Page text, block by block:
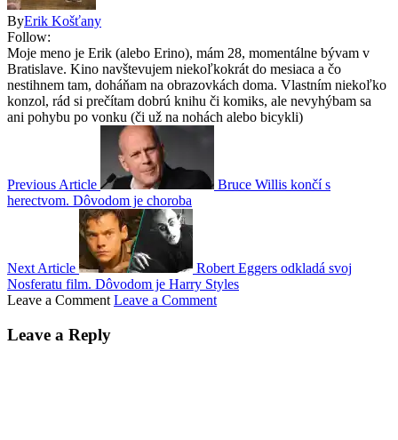
ByErik Košťany
Follow:
Moje meno je Erik (alebo Erino), mám 28, momentálne bývam v
Bratislave. Kino navštevujem niekoľkokrát do mesiaca a čo
nestihnem tam, doháňam na obrazovkách doma. Vlastním niekoľko
konzol, rád si prečítam dobrú knihu či komiks, ale nevyhýbam sa
ani pohybu po vonku (či už na nohách alebo bicykli)
Previous Article
Bruce Willis končí s
herectvom. Dôvodom je choroba
Next Article
Robert Eggers odkladá svoj
Nosferatu film. Dôvodom je Harry Styles
Leave a Comment Leave a Comment
Leave a Reply